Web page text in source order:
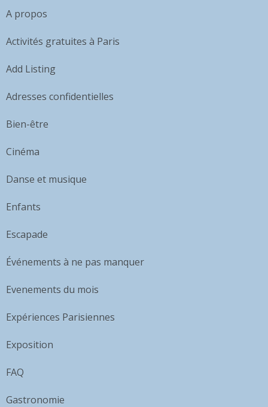
A propos
Activités gratuites à Paris
Add Listing
Adresses confidentielles
Bien-être
Cinéma
Danse et musique
Enfants
Escapade
Événements à ne pas manquer
Evenements du mois
Expériences Parisiennes
Exposition
FAQ
Gastronomie